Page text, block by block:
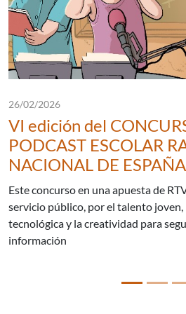
Fecha de publicación:
26/02/2026
VI edición del
PODCAST ESCOLAR
NACIONAL DE ESPAÑA
Este concurso en una apuesta de
servicio público, por el talento
tecnológica y la creatividad para
información